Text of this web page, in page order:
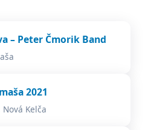
– Peter Čmorik Band
2021
Nová Kelča